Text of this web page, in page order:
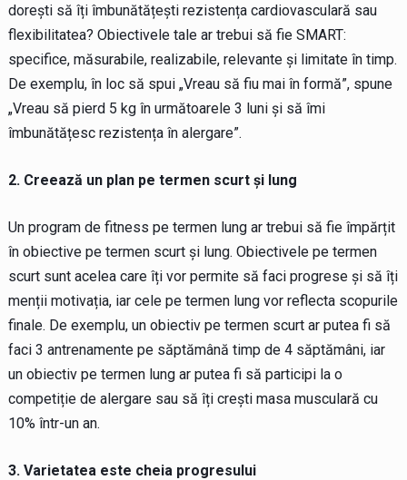
dorești să îți îmbunătățești rezistența cardiovasculară sau
flexibilitatea? Obiectivele tale ar trebui să fie SMART:
specifice, măsurabile, realizabile, relevante și limitate în timp.
De exemplu, în loc să spui „Vreau să fiu mai în formă”, spune
„Vreau să pierd 5 kg în următoarele 3 luni și să îmi
îmbunătățesc rezistența în alergare”.
2. Creează un plan pe termen scurt și lung
Un program de fitness pe termen lung ar trebui să fie împărțit
în obiective pe termen scurt și lung. Obiectivele pe termen
scurt sunt acelea care îți vor permite să faci progrese și să îți
menții motivația, iar cele pe termen lung vor reflecta scopurile
finale. De exemplu, un obiectiv pe termen scurt ar putea fi să
faci 3 antrenamente pe săptămână timp de 4 săptămâni, iar
un obiectiv pe termen lung ar putea fi să participi la o
competiție de alergare sau să îți crești masa musculară cu
10% într-un an.
3. Varietatea este cheia progresului